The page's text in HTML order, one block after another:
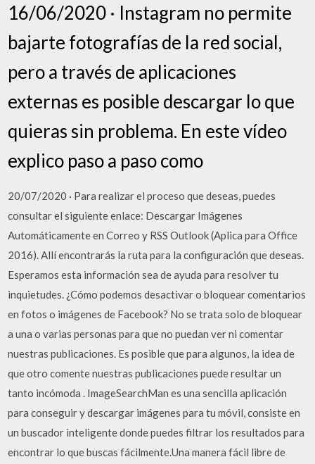
16/06/2020 · Instagram no permite
bajarte fotografías de la red social,
pero a través de aplicaciones
externas es posible descargar lo que
quieras sin problema. En este vídeo
explico paso a paso como
20/07/2020 · Para realizar el proceso que deseas, puedes
consultar el siguiente enlace: Descargar Imágenes
Automáticamente en Correo y RSS Outlook (Aplica para Office
2016). Allí encontrarás la ruta para la configuración que deseas.
Esperamos esta información sea de ayuda para resolver tu
inquietudes. ¿Cómo podemos desactivar o bloquear comentarios
en fotos o imágenes de Facebook? No se trata solo de bloquear
a una o varias personas para que no puedan ver ni comentar
nuestras publicaciones. Es posible que para algunos, la idea de
que otro comente nuestras publicaciones puede resultar un
tanto incómoda . ImageSearchMan es una sencilla aplicación
para conseguir y descargar imágenes para tu móvil, consiste en
un buscador inteligente donde puedes filtrar los resultados para
encontrar lo que buscas fácilmente.Una manera fácil libre de